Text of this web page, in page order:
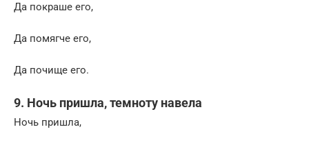
Да покраше его,
Да помягче его,
Да почище его.
9. Ночь пришла, темноту навела
Ночь пришла,